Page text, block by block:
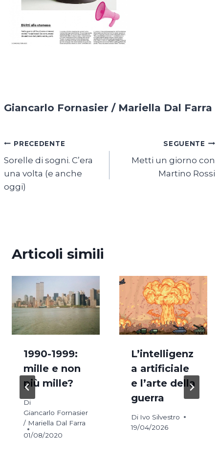
Giancarlo Fornasier / Mariella Dal Farra
Navigazione
articoli
PRECEDENTE
Sorelle di sogni. C’era
una volta (e anche
oggi)
SEGUENTE
Metti un giorno con
Martino Rossi
Articoli simili
1990-1999:
mille e non
più mille?
Di
Giancarlo Fornasier
/ Mariella Dal Farra
01/08/2020
L’intelligenz
a artificiale
e l’arte della
guerra
Di Ivo Silvestro
19/04/2026